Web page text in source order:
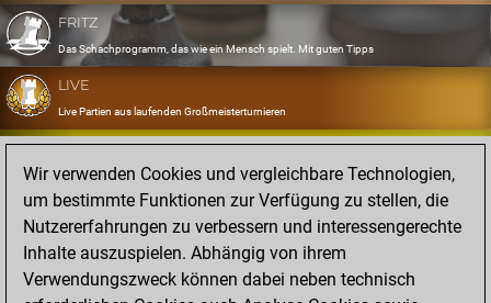
FRITZ
Das Schachprogramm, das wie ein Mensch spielt. Mit guten Tipps
LIVE
Live Partien aus laufenden Großmeisterturnieren
OPENINGS
Erfassen und Üben Sie Ihr Eröffnungsrepertoire
DATABASE
Acht Millionen starke Partien
MYGAMES
Speichern und analysieren Sie eigene Partien in der Cloud
Wir verwenden Cookies und vergleichbare Technologien,
um bestimmte Funktionen zur Verfügung zu stellen, die
Nutzererfahrungen zu verbessern und interessengerechte
Inhalte auszuspielen. Abhängig von ihrem
Verwendungszweck können dabei neben technisch